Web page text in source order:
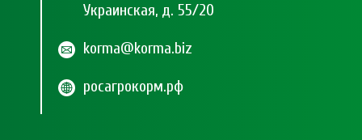
Украинская, д. 55/20
korma@korma.biz
росагрокорм.рф